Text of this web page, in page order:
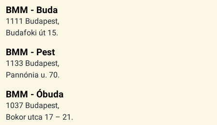
BMM - Buda
1111 Budapest,
Budafoki út 15.
BMM - Pest
1133 Budapest,
Pannónia u. 70.
BMM - Óbuda
1037 Budapest,
Bokor utca 17 – 21.